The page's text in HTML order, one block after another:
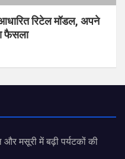
रिटेल मॉडल, अपने
फैसला
मसूरी में बढ़ी पर्यटकों की